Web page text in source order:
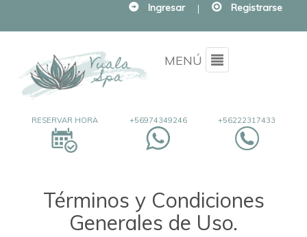
Ingresar | Registrarse
MENÚ Menu
+56222317433
+56974349246
RESERVAR HORA
Términos y Condiciones
Generales de Uso.